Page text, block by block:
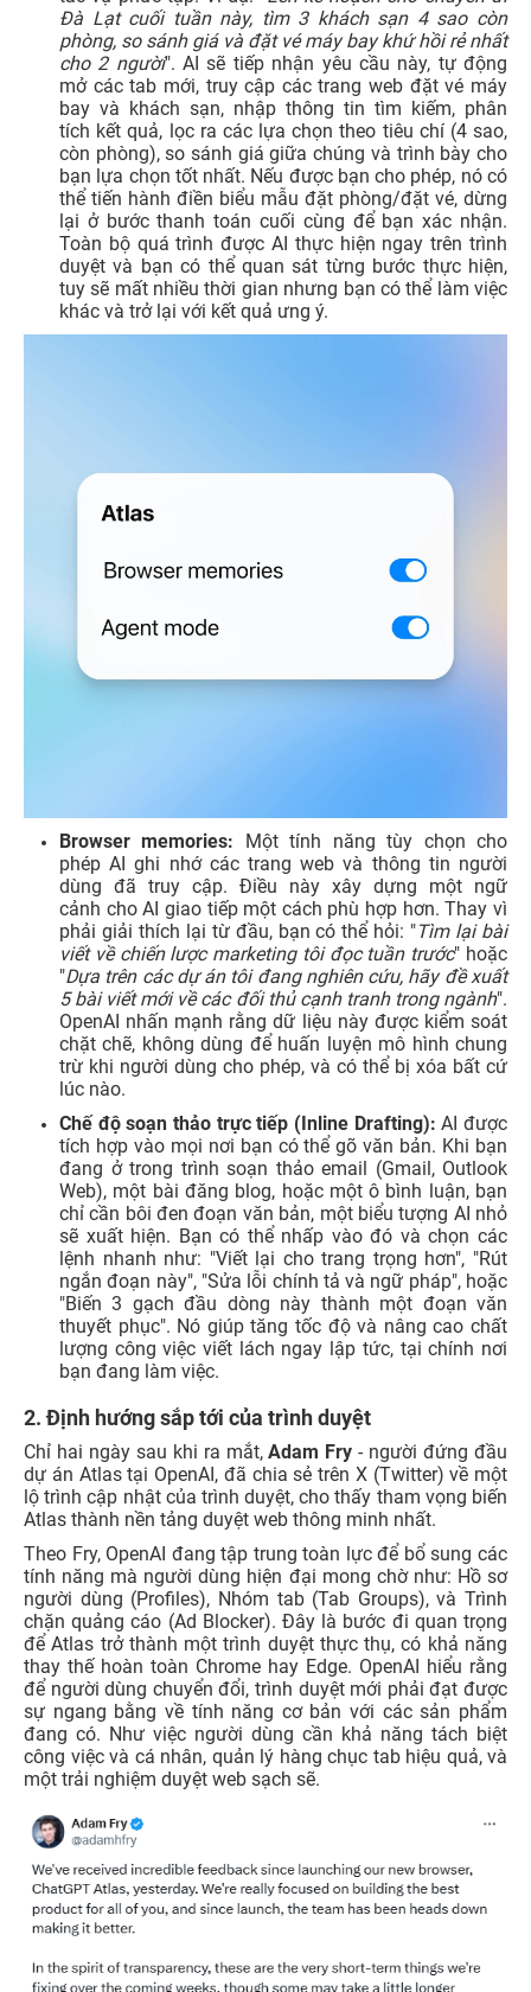
Đà Lạt cuối tuần này, tìm 3 khách sạn 4 sao còn
phòng, so sánh giá và đặt vé máy bay khứ hồi rẻ nhất
cho 2 người". AI sẽ tiếp nhận yêu cầu này, tự động
mở các tab mới, truy cập các trang web đặt vé máy
bay và khách sạn, nhập thông tin tìm kiếm, phân
tích kết quả, lọc ra các lựa chọn theo tiêu chí (4 sao,
còn phòng), so sánh giá giữa chúng và trình bày cho
bạn lựa chọn tốt nhất. Nếu được bạn cho phép, nó có
thể tiến hành điền biểu mẫu đặt phòng/đặt vé, dừng
lại ở bước thanh toán cuối cùng để bạn xác nhận.
Toàn bộ quá trình được AI thực hiện ngay trên trình
duyệt và bạn có thể quan sát từng bước thực hiện,
tuy sẽ mất nhiều thời gian nhưng bạn có thể làm việc
khác và trở lại với kết quả ưng ý.
Browser memories: Một tính năng tùy chọn cho
phép AI ghi nhớ các trang web và thông tin người
dùng đã truy cập. Điều này xây dựng một ngữ
cảnh cho AI giao tiếp một cách phù hợp hơn. Thay vì
phải giải thích lại từ đầu, bạn có thể hỏi: "Tìm lại bài
viết về chiến lược marketing tôi đọc tuần trước" hoặc
"Dựa trên các dự án tôi đang nghiên cứu, hãy đề xuất
5 bài viết mới về các đối thủ cạnh tranh trong ngành".
OpenAI nhấn mạnh rằng dữ liệu này được kiểm soát
chặt chẽ, không dùng để huấn luyện mô hình chung
trừ khi người dùng cho phép, và có thể bị xóa bất cứ
lúc nào.
Chế độ soạn thảo trực tiếp (Inline Drafting): AI được
tích hợp vào mọi nơi bạn có thể gõ văn bản. Khi bạn
đang ở trong trình soạn thảo email (Gmail, Outlook
Web), một bài đăng blog, hoặc một ô bình luận, bạn
chỉ cần bôi đen đoạn văn bản, một biểu tượng AI nhỏ
sẽ xuất hiện. Bạn có thể nhấp vào đó và chọn các
lệnh nhanh như: "Viết lại cho trang trọng hơn", "Rút
ngắn đoạn này", "Sửa lỗi chính tả và ngữ pháp", hoặc
"Biến 3 gạch đầu dòng này thành một đoạn văn
thuyết phục". Nó giúp tăng tốc độ và nâng cao chất
lượng công việc viết lách ngay lập tức, tại chính nơi
bạn đang làm việc.
2. Định hướng sắp tới của trình duyệt
Chỉ hai ngày sau khi ra mắt,Adam Fry- người đứng đầu
dự án Atlas tại OpenAI, đã chia sẻ trên X (Twitter) về một
lộ trình cập nhật của trình duyệt, cho thấy tham vọng biến
Atlas thành nền tảng duyệt web thông minh nhất.
Theo Fry, OpenAI đang tập trung toàn lực để bổ sung các
tính năng mà người dùng hiện đại mong chờ như: Hồ sơ
người dùng (Profiles), Nhóm tab (Tab Groups), và Trình
chặn quảng cáo (Ad Blocker). Đây là bước đi quan trọng
để Atlas trở thành một trình duyệt thực thụ, có khả năng
thay thế hoàn toàn Chrome hay Edge. OpenAI hiểu rằng
để người dùng chuyển đổi, trình duyệt mới phải đạt được
sự ngang bằng về tính năng cơ bản với các sản phẩm
đang có. Như việc người dùng cần khả năng tách biệt
công việc và cá nhân, quản lý hàng chục tab hiệu quả, và
một trải nghiệm duyệt web sạch sẽ.